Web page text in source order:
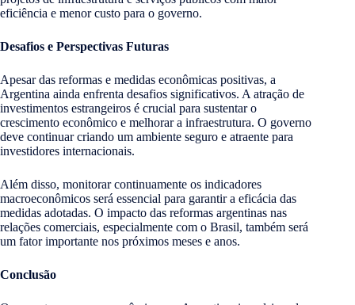
eficiência e menor custo para o governo.
Desafios e Perspectivas Futuras
Apesar das reformas e medidas econômicas positivas, a
Argentina ainda enfrenta desafios significativos. A atração de
investimentos estrangeiros é crucial para sustentar o
crescimento econômico e melhorar a infraestrutura. O governo
deve continuar criando um ambiente seguro e atraente para
investidores internacionais.
Além disso, monitorar continuamente os indicadores
macroeconômicos será essencial para garantir a eficácia das
medidas adotadas. O impacto das reformas argentinas nas
relações comerciais, especialmente com o Brasil, também será
um fator importante nos próximos meses e anos.
Conclusão